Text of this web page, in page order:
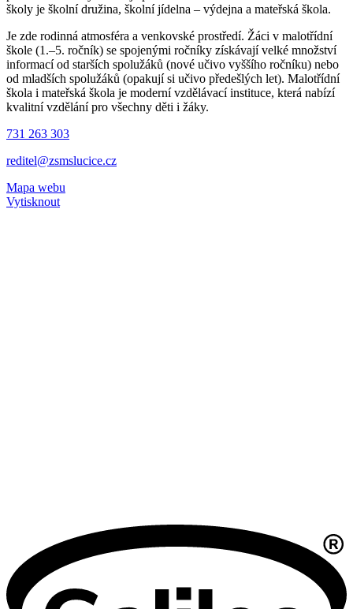
školy je školní družina, školní jídelna – výdejna a mateřská škola.
Je zde rodinná atmosféra a venkovské prostředí. Žáci v malotřídní
škole (1.–5. ročník) se spojenými ročníky získávají velké množství
informací od starších spolužáků (nové učivo vyššího ročníku) nebo
od mladších spolužáků (opakují si učivo předešlých let). Malotřídní
škola i mateřská škola je moderní vzdělávací instituce, která nabízí
kvalitní vzdělání pro všechny děti i žáky.
731 263 303
reditel@zsmslucice.cz
Mapa webu
Vytisknout